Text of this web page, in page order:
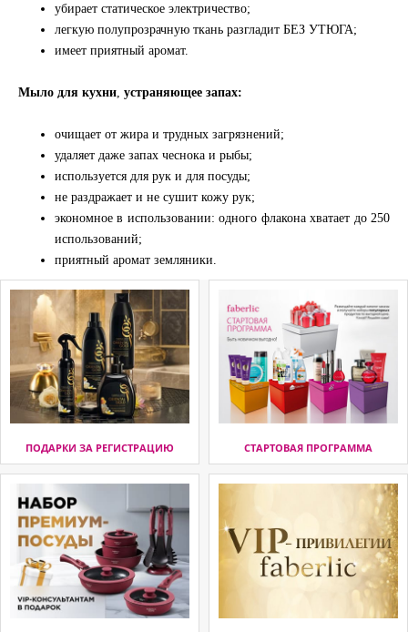
убирает статическое электричество;
легкую полупрозрачную ткань разгладит БЕЗ УТЮГА;
имеет приятный аромат.
Мыло для кухни устраняющее запах:
очищает от жира и трудных загрязнений;
удаляет даже запах чеснока и рыбы;
используется для рук и для посуды;
не раздражает и не сушит кожу рук;
экономное в использовании: одного флакона хватает до 250
использований;
приятный аромат земляники.
ПОДАРКИ ЗА РЕГИСТРАЦИЮ СТАРТОВАЯ ПРОГРАММА